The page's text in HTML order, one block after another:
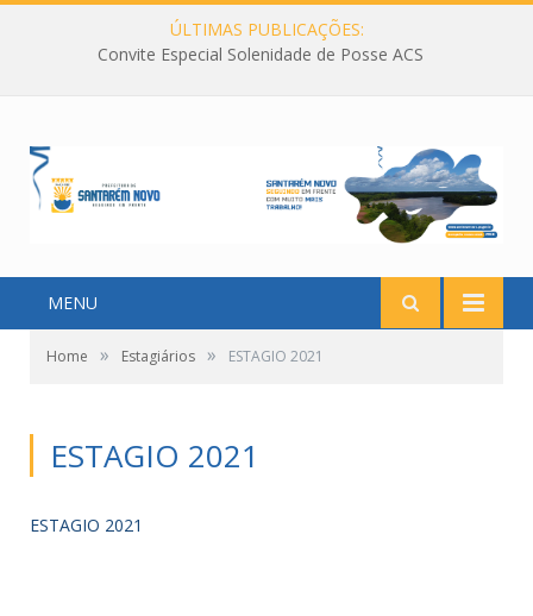
ÚLTIMAS PUBLICAÇÕES:
Convite Especial Solenidade de Posse ACS
MENU
Home » Estagiários » ESTAGIO 2021
ESTAGIO 2021
ESTAGIO 2021